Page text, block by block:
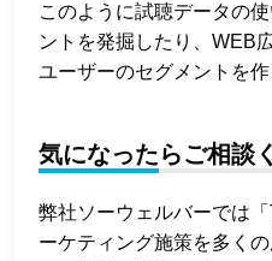
このように試聴データの
ントを発掘したり、WEB
ユーザーのセグメントを
気になったらご相談
弊社ソーウェルバーでは
ーケティング施策を多く